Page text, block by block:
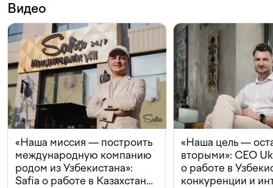
Видео
«Наша миссия — построить
международную компанию
родом из Узбекистана»:
Safia о работе в Казахстане,
«Наша цель —
вторыми»: CEO
о работе в
конкуренции и